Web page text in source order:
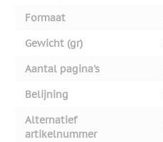
Formaat
Gewicht (gr)
Aantal pagina's
Belijning
Alternatief
artikelnummer